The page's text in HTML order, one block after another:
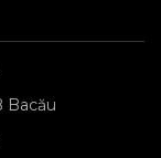
Bacău